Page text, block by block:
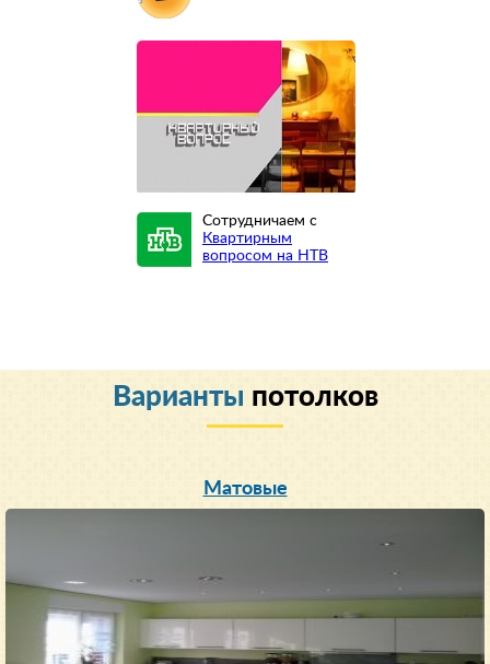
Сотрудничаем с
Квартирным
вопросом на НТВ
Варианты потолков
Матовые